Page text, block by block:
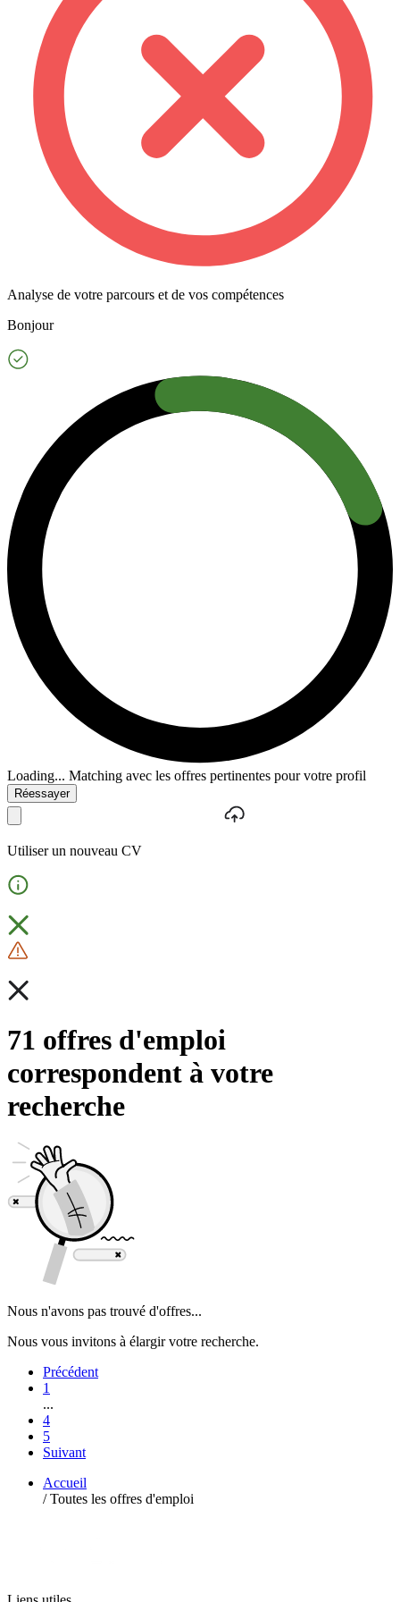
Analyse de votre parcours et de vos compétences
Bonjour
Loading... Matching avec les offres pertinentes pour votre profil
Réessayer
Utiliser un nouveau CV
71 offres d'emploi
correspondent à votre
recherche
Nous n'avons pas trouvé d'offres...
Nous vous invitons à élargir votre recherche.
Précédent
1
...
4
5
Suivant
Accueil
/ Toutes les offres d'emploi